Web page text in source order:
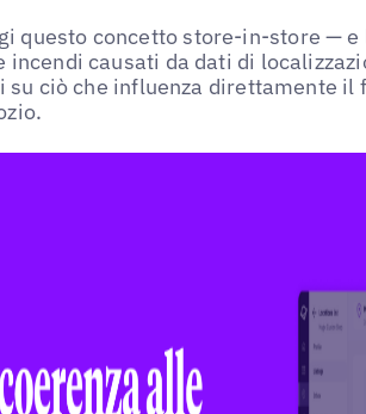
questo concetto store-in-store —
incendi causati da dati di
su ciò che influenza direttamente